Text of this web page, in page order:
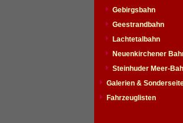
Gebirgsbahn
Geestrandbahn
Lachtetalbahn
Neuenkirchener
Steinhuder Meer-
Galerien &
Fahrzeuglisten